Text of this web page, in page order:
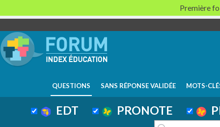
QUESTIONS SANS RÉPONSE VALIDÉE MOTS-
EDT PRONOTE
Première